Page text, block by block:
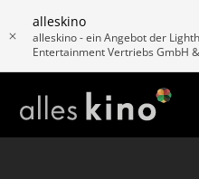
alleskino
alleskino - ein Angebot der
Entertainment Vertriebs GmbH &